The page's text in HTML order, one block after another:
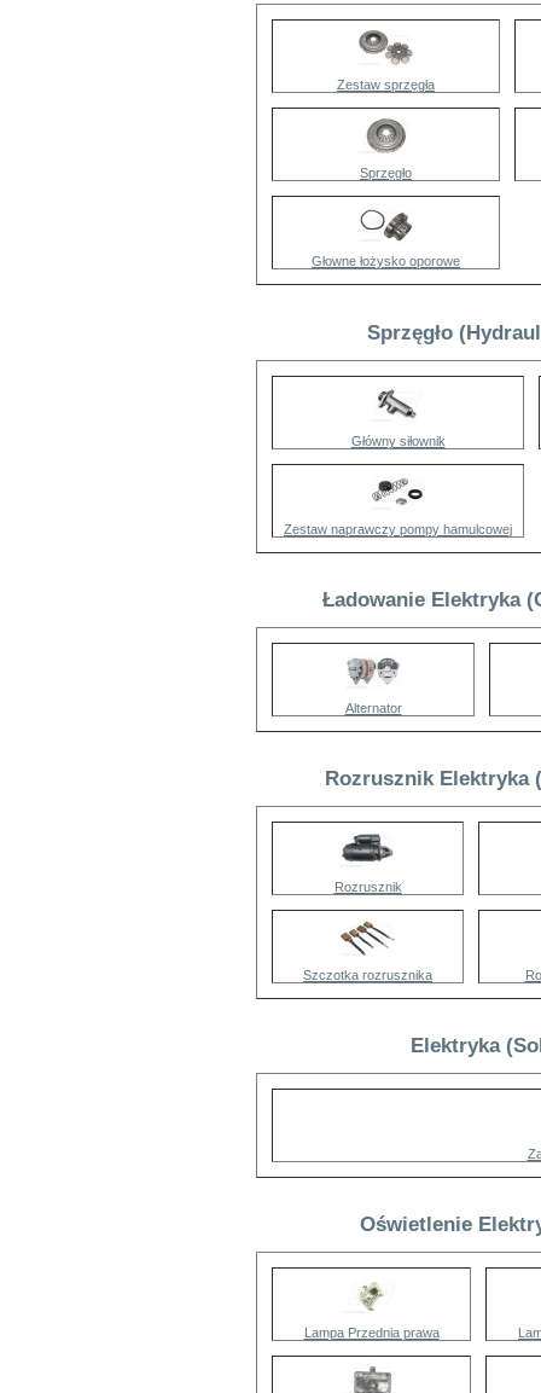
Zestaw sprzęgła
Sprzęgło
Głowne łożysko oporowe
Sprzęgło
Główny siłownik
Zestaw naprawczy pompy hamulcowej
Ładowanie Elektryka
Alternator
Rozrusznik Elektryka
Rozrusznik
Szczotka rozrusznika
Elektryka
Oświetlenie
Lampa Przednia prawa